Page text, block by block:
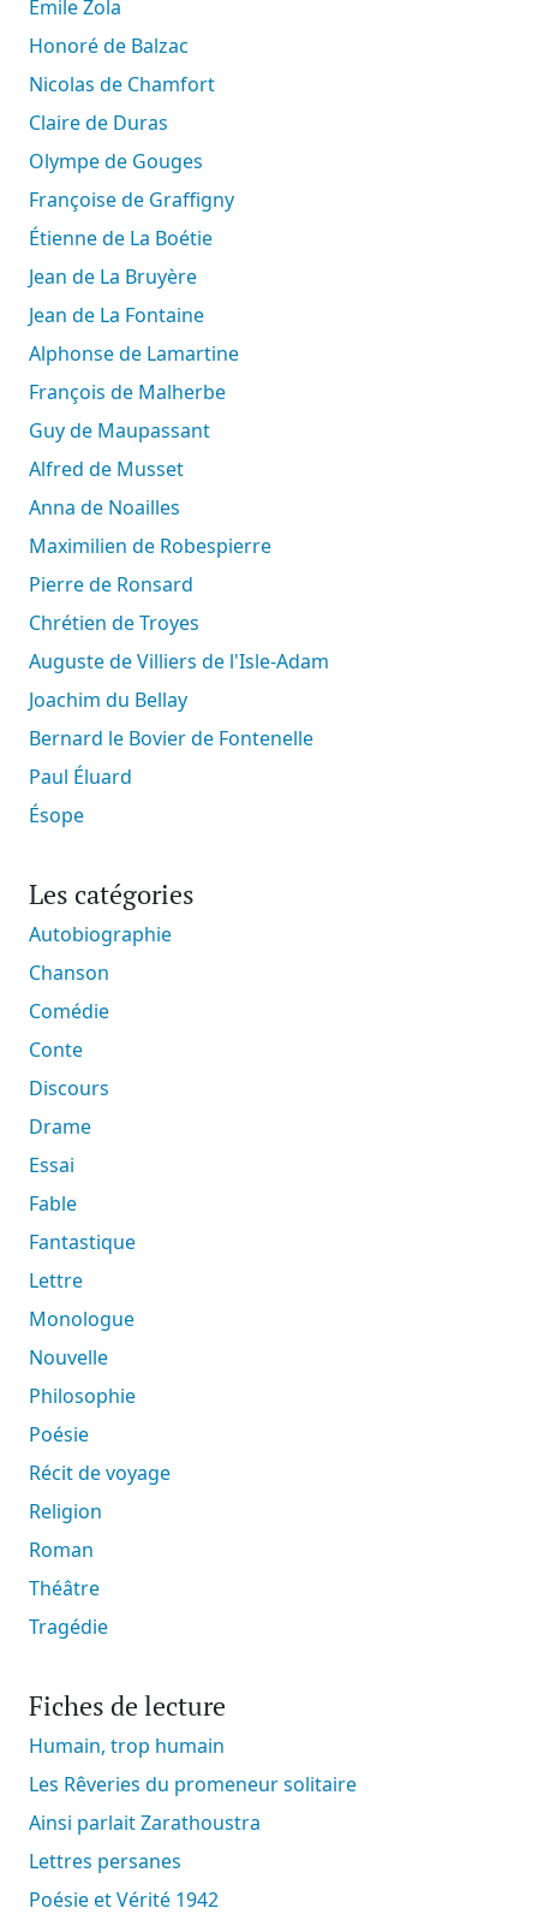
Emile Zola
Honoré de Balzac
Nicolas de Chamfort
Claire de Duras
Olympe de Gouges
Françoise de Graffigny
Étienne de La Boétie
Jean de La Bruyère
Jean de La Fontaine
Alphonse de Lamartine
François de Malherbe
Guy de Maupassant
Alfred de Musset
Anna de Noailles
Maximilien de Robespierre
Pierre de Ronsard
Chrétien de Troyes
Auguste de Villiers de l'Isle-Adam
Joachim du Bellay
Bernard le Bovier de Fontenelle
Paul Éluard
Ésope
Les catégories
Autobiographie
Chanson
Comédie
Conte
Discours
Drame
Essai
Fable
Fantastique
Lettre
Monologue
Nouvelle
Philosophie
Poésie
Récit de voyage
Religion
Roman
Théâtre
Tragédie
Fiches de lecture
Humain, trop humain
Les Rêveries du promeneur solitaire
Ainsi parlait Zarathoustra
Lettres persanes
Poésie et Vérité 1942